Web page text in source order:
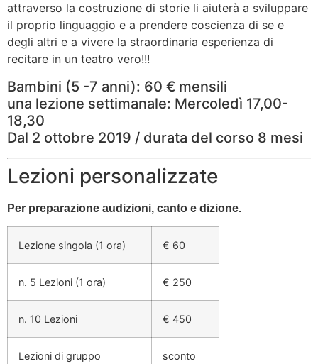
attraverso la costruzione di storie li aiuterà a sviluppare
il proprio linguaggio e a prendere coscienza di se e
degli altri e a vivere la straordinaria esperienza di
recitare in un teatro vero!!!
Bambini (5 -7 anni): 60 € mensili
una lezione settimanale: Mercoledì 17,00-
18,30
Dal 2 ottobre 2019 / durata del corso 8 mesi
Lezioni personalizzate
Per preparazione audizioni, canto e dizione.
Lezione singola (1 ora) € 60
n. 5 Lezioni (1 ora) € 250
n. 10 Lezioni € 450
Lezioni di gruppo sconto